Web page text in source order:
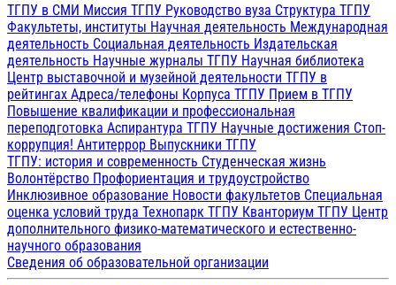
ТГПУ в СМИ Миссия ТГПУ Руководство вуза Структура ТГПУ
Факультеты, институты Научная деятельность Международная
деятельность Социальная деятельность Издательская
деятельность Научные журналы ТГПУ Научная библиотека
Центр выставочной и музейной деятельности ТГПУ в
рейтингах Адреса/телефоны Корпуса ТГПУ Прием в ТГПУ
Повышение квалификации и профессиональная
переподготовка Аспирантура ТГПУ Научные достижения Стоп-
коррупция! Антитеррор Выпускники ТГПУ
ТГПУ: история и современность Студенческая жизнь
Волонтёрство Профориентация и трудоустройство
Инклюзивное образование Новости факультетов Специальная
оценка условий труда Технопарк ТГПУ Кванториум ТГПУ Центр
дополнительного физико-математического и естественно-
научного образования
Сведения об образовательной организации